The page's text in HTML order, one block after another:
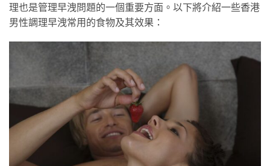
理也是管理早洩問題的一個重要方面。以下將介紹一些香港
男性調理早洩常用的食物及其效果：